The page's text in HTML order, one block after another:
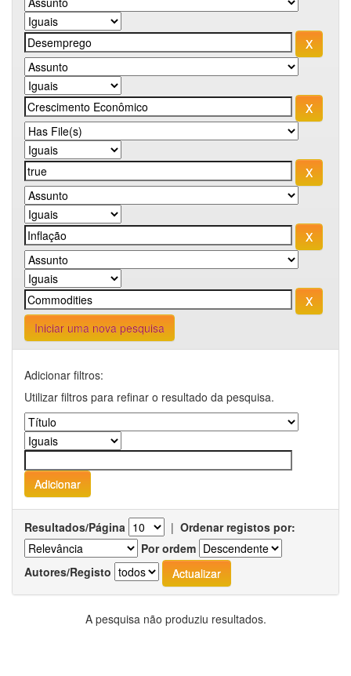
Iniciar uma nova pesquisa
Adicionar filtros:
Utilizar filtros para refinar o resultado da pesquisa.
Resultados/Página | Ordenar registos por:
Por ordem
Autores/Registo
A pesquisa não produziu resultados.